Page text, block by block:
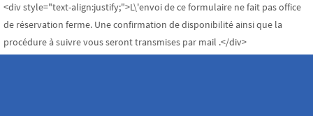
<div style="text-align:justify;">L\'envoi de ce formulaire ne fait pas office
de réservation ferme. Une confirmation de disponibilité ainsi que la
procédure à suivre vous seront transmises par mail .</div>